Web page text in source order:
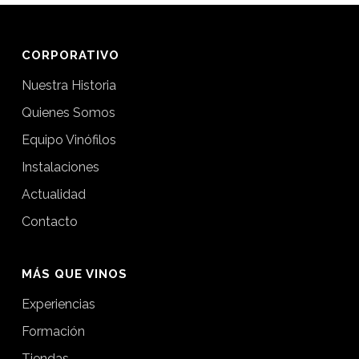
CORPORATIVO
Nuestra Historia
Quienes Somos
Equipo Vinófilos
Instalaciones
Actualidad
Contacto
MÁS QUE VINOS
Experiencias
Formación